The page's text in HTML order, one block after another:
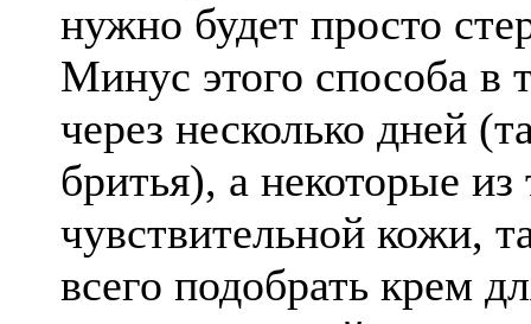
нужно будет просто
Минус этого способа в
через несколько дней
бритья), а некоторые
чувствительной кожи,
всего подобрать крем